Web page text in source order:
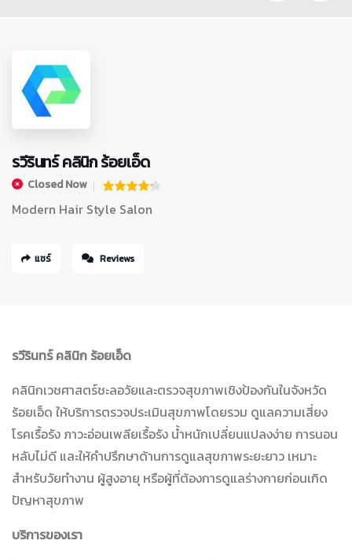
รวีรินทร์ คลินิก ร้อยเอ็ด
Closed Now
Modern Hair Style Salon
แชร์ Reviews
รวีรินทร์ คลินิก ร้อยเอ็ด
คลินิกเวชศาสตร์ชะลอวัยและตรวจสุขภาพเชิงป้องกันในจังหวัด
ร้อยเอ็ด ให้บริการตรวจประเมินสุขภาพโดยรวม ดูแลความเสี่ยง
โรคเรื้อรัง ภาวะอ่อนเพลียเรื้อรัง น้ำหนักเปลี่ยนแปลงง่าย การนอน
หลับไม่ดี และให้คำปรึกษาด้านการดูแลสุขภาพระยะยาว เหมาะ
สำหรับวัยทำงาน ผู้สูงอายุ หรือผู้ที่ต้องการดูแลร่างกายก่อนเกิด
ปัญหาสุขภาพ
บริการของเรา